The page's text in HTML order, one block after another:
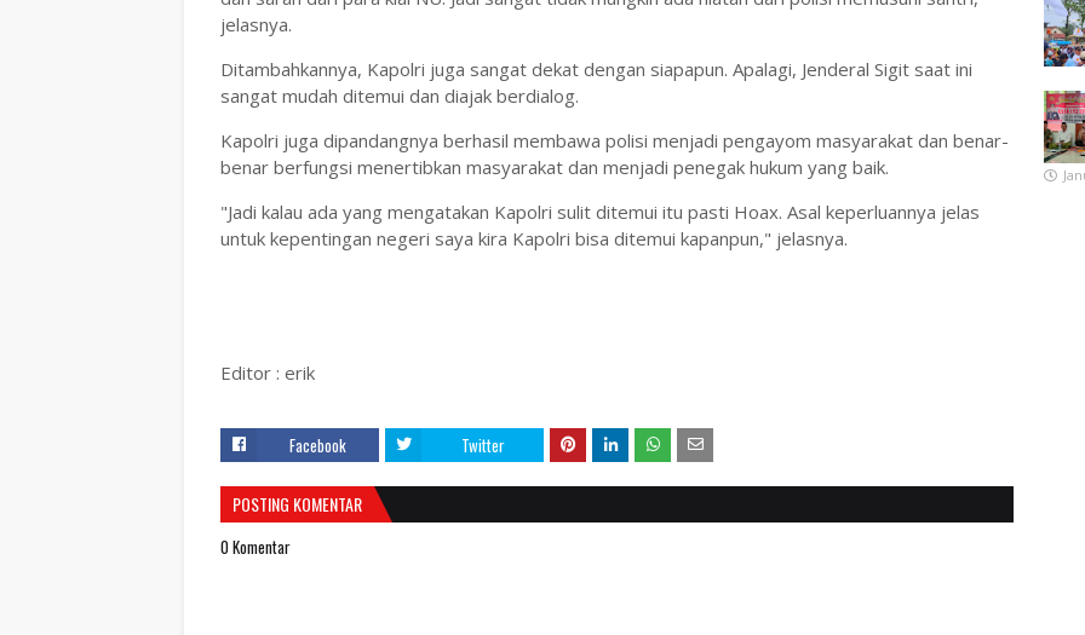
jelasnya.
Ditambahkannya, Kapolri juga sangat dekat dengan siapapun. Apalagi, Jenderal Sigit saat ini
sangat mudah ditemui dan diajak berdialog.
Kapolri juga dipandangnya berhasil membawa polisi menjadi pengayom masyarakat dan benar-
benar berfungsi menertibkan masyarakat dan menjadi penegak hukum yang baik.
"Jadi kalau ada yang mengatakan Kapolri sulit ditemui itu pasti Hoax. Asal keperluannya jelas
untuk kepentingan negeri saya kira Kapolri bisa ditemui kapanpun," jelasnya.
Editor : erik
Facebook Twitter
POSTING KOMENTAR
0 Komentar